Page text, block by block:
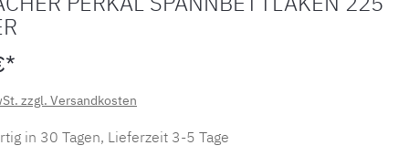
zzgl. Versandkosten
in 30 Tagen, Lieferzeit 3-5 Tage